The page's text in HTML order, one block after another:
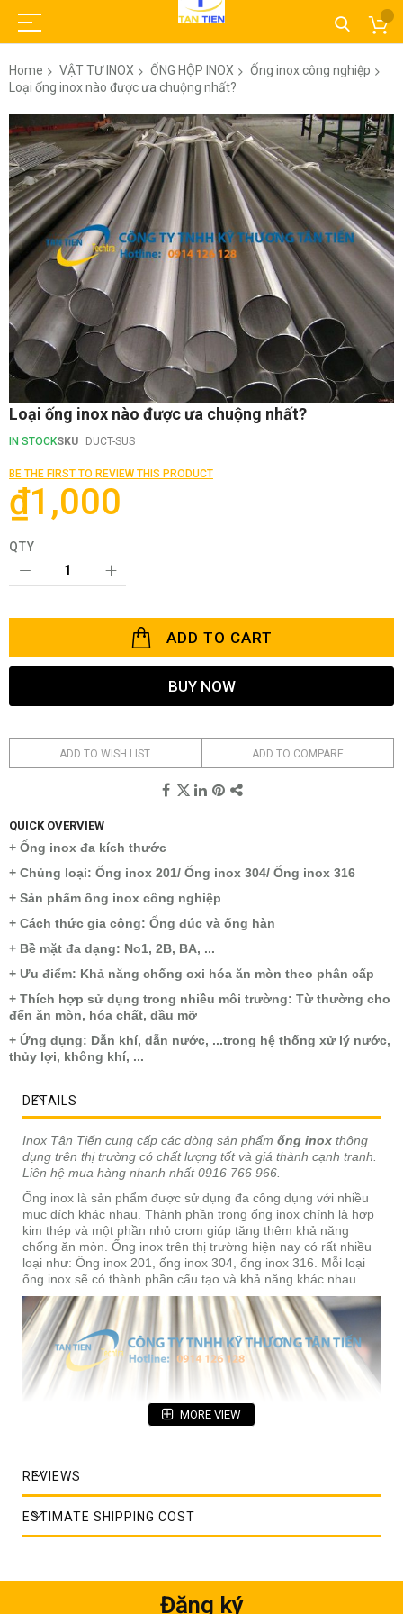
Home VẬT TƯ INOX ỐNG HỘP INOX
Ống inox công nghiệp
Loại ống inox nào được ưa chuộng nhất?
to
the
end
of
the
images
gallery
Skip
the
of
the
images
gallery
Loại ống inox nào được ưa chuộng nhất?
IN STOCKSKU DUCT-SUS
BE THE FIRST TO REVIEW THIS PRODUCT
₫1,000
QTY
ADD TO CART
BUY NOW
ADD TO WISH LIST ADD TO COMPARE
QUICK OVERVIEW
+ Ống inox đa kích thước
+ Chủng loại: Ống inox 201/ Ống inox 304/ Ống inox 316
+ Sản phẩm ống inox công nghiệp
+ Cách thức gia công: Ống đúc và ống hàn
+ Bề mặt đa dạng: No1, 2B, BA, ...
+ Ưu điểm: Khả năng chống oxi hóa ăn mòn theo phân cấp
+ Thích hợp sử dụng trong nhiều môi trường: Từ thường cho
đến ăn mòn, hóa chất, dầu mỡ
+ Ứng dụng: Dẫn khí, dẫn nước, ...trong hệ thống xử lý nước,
thủy lợi, không khí, ...
DETAILS
Inox Tân Tiến cung cấp các dòng sản phẩm ống inox thông
dụng trên thị trường có chất lượng tốt và giá thành cạnh tranh.
Liên hệ mua hàng nhanh nhất 0916 766 966.
Ống inox là sản phẩm được sử dụng đa công dụng với nhiều
mục đích khác nhau. Thành phần trong ống inox chính là hợp
kim thép và một phần nhỏ crom giúp tăng thêm khả năng
chống ăn mòn. Ống inox trên thị trường hiện nay có rất nhiều
loại như: Ống inox 201, ống inox 304, ống inox 316. Mỗi loại
ống inox sẽ có thành phần cấu tạo và khả năng khác nhau.
Các loại ống inox và ứng dụng
MORE VIEW
REVIEWS
ESTIMATE SHIPPING COST
Đăng ký